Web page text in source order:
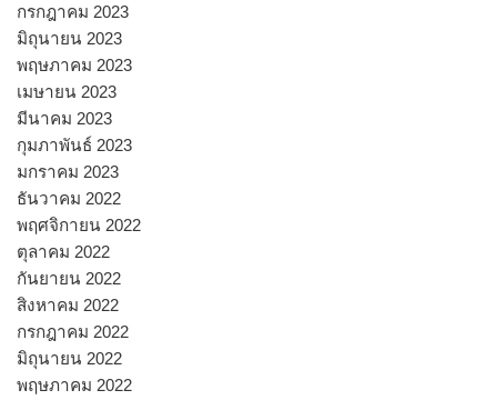
กรกฎาคม 2023
มิถุนายน 2023
พฤษภาคม 2023
เมษายน 2023
มีนาคม 2023
กุมภาพันธ์ 2023
มกราคม 2023
ธันวาคม 2022
พฤศจิกายน 2022
ตุลาคม 2022
กันยายน 2022
สิงหาคม 2022
กรกฎาคม 2022
มิถุนายน 2022
พฤษภาคม 2022